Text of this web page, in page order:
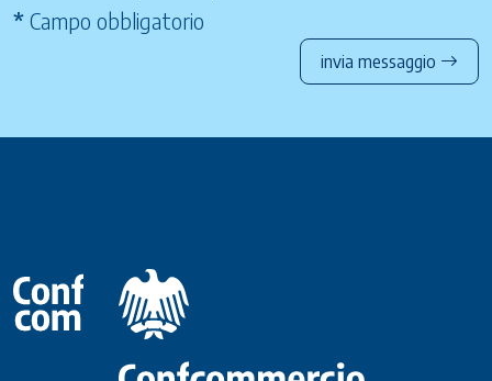
* Campo obbligatorio
invia messaggio